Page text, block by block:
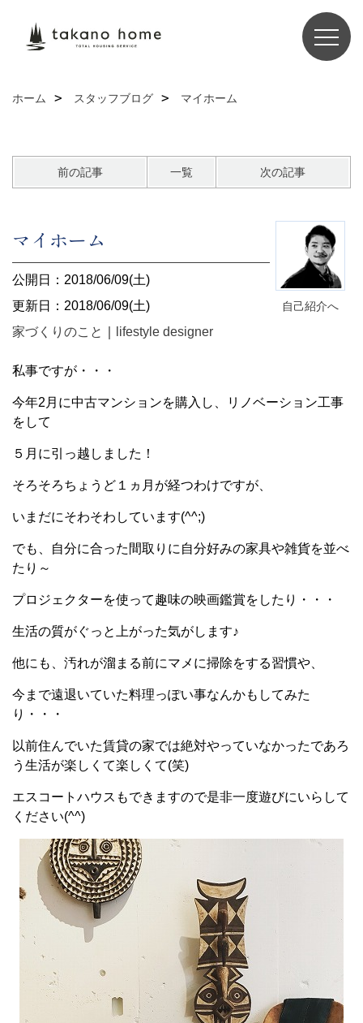
ホーム スタッフブログ マイホーム
前の記事 一覧 次の記事
自己紹介へ
マイホーム
公開日：2018/06/09(土)
更新日：2018/06/09(土)
家づくりのこと
lifestyle designer
私事ですが・・・
今年2月に中古マンションを購入し、リノベーション工事
をして
５月に引っ越しました！
そろそろちょうど１ヵ月が経つわけですが、
いまだにそわそわしています(^^;)
でも、自分に合った間取りに自分好みの家具や雑貨を並べ
たり～
プロジェクターを使って趣味の映画鑑賞をしたり・・・
生活の質がぐっと上がった気がします♪
他にも、汚れが溜まる前にマメに掃除をする習慣や、
今まで遠退いていた料理っぽい事なんかもしてみた
り・・・
以前住んでいた賃貸の家では絶対やっていなかったであろ
う生活が楽しくて楽しくて(笑)
エスコートハウスもできますので是非一度遊びにいらして
ください(^^)